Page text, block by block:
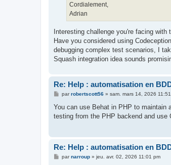
Cordialement,
Adrian
Interesting challenge you're facing
Have you considered using
debugging complex test scenarios, I
Squash integration idea sounds
Re: Help : automatisation en
M
s
a
parrobertscott56» sam. mars 14, 2026
You can use Behat in PHP to maintain
testing from the PHP backend and use
Re: Help : automatisation en
Mparnarroup» jeu. avr. 02, 2026 11:01 pm